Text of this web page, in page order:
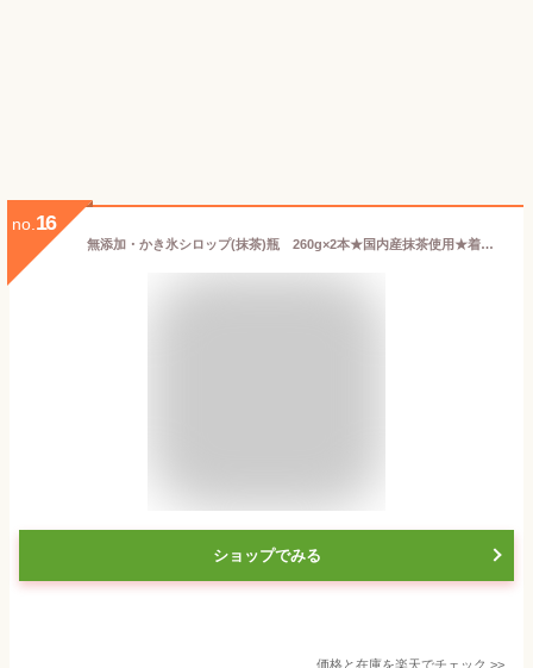
no. 16
無添加・かき氷シロップ(抹茶)瓶 260g×2本★国内産抹茶使用★着色料・香料・酸化防止剤不使用★送料無料・1個です。
ショップでみる
価格と在庫を楽天でチェック >>